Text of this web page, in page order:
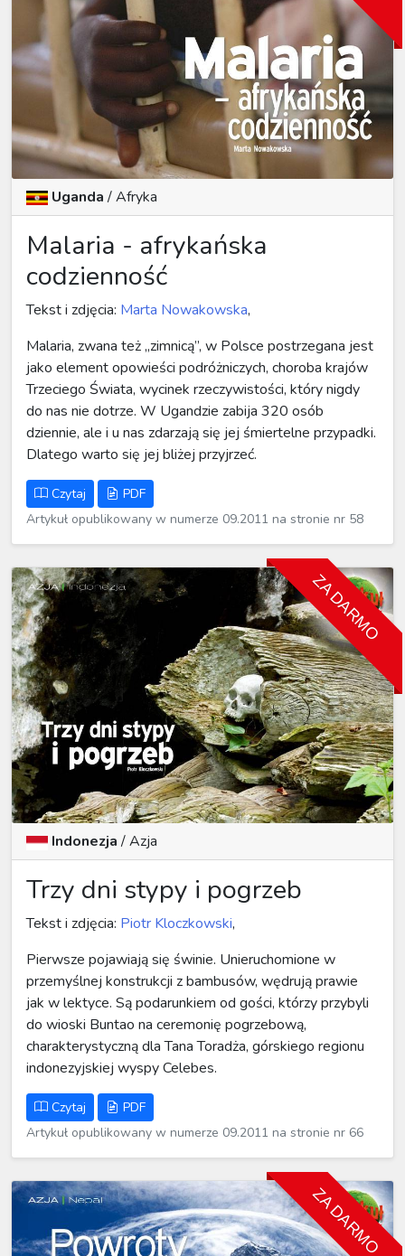
Uganda/Afryka
Malaria - afrykańska
codzienność
Tekst i zdjęcia: Marta Nowakowska,
Malaria, zwana też „zimnicą”, w Polsce postrzegana jest
jako element opowieści podróżniczych, choroba krajów
Trzeciego Świata, wycinek rzeczywistości, który nigdy
do nas nie dotrze. W Ugandzie zabija 320 osób
dziennie, ale i u nas zdarzają się jej śmiertelne przypadki.
Dlatego warto się jej bliżej przyjrzeć.
Czytaj
PDF
Artykuł opublikowany w numerze 09.2011 na stronie nr 58
ZA DARMO
Indonezja/Azja
Trzy dni stypy i pogrzeb
Tekst i zdjęcia: Piotr Kloczkowski,
Pierwsze pojawiają się świnie. Unieruchomione w
przemyślnej konstrukcji z bambusów, wędrują prawie
jak w lektyce. Są podarunkiem od gości, którzy przybyli
do wioski Buntao na ceremonię pogrzebową,
charakterystyczną dla Tana Toradża, górskiego regionu
indonezyjskiej wyspy Celebes.
Czytaj
PDF
Artykuł opublikowany w numerze 09.2011 na stronie nr 66
ZA DARMO